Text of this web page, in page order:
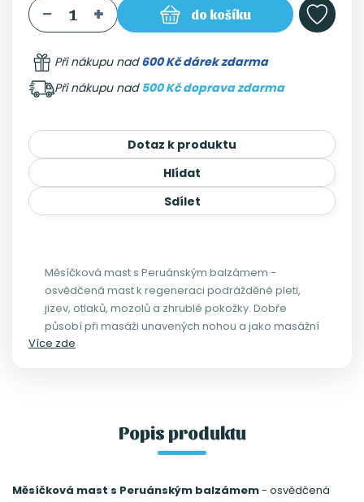
do košíku
Při nákupu nad600 Kč dárek zdarma
Při nákupu nad 500 Kč doprava zdarma
Dotaz k produktu
Hlídat
Sdílet
Měsíčková mast s Peruánským balzámem -
osvědčená mast k regeneraci podrážděné pleti,
jizev, otlaků, mozolů a zhrublé pokožky. Dobře
působí při masáži unavených nohou a jako masážní
prsní dětská mast. Obsahuje pověstný Peruánský
Více zde
Popis produktu
Měsíčková mast s Peruánským balzámem- osvědčená